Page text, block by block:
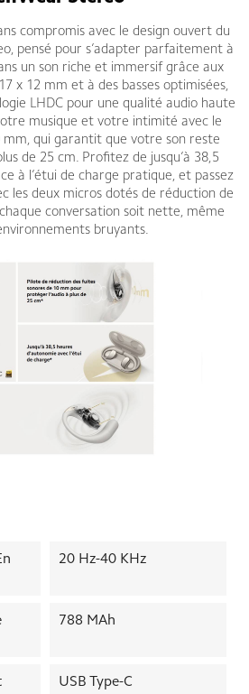
compromis avec le design ouvert du
pensé pour s’adapter parfaitement à
un son riche et immersif grâce aux
x 12 mm et à des basses optimisées,
LHDC pour une qualité audio haute
musique et votre intimité avec le
qui garantit que votre son reste
de 25 cm. Profitez de jusqu’à 38,5
à l’étui de charge pratique, et passez
les deux micros dotés de réduction de
conversation soit nette, même
bruyants.
20 Hz-40 KHz
788 MAh
USB Type-C